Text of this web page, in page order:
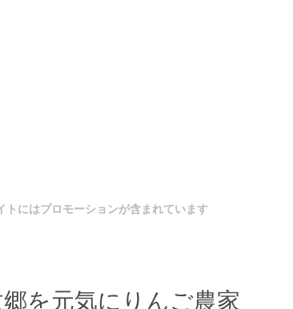
トにはプロモーションが含まれています
を元気にりんご農家